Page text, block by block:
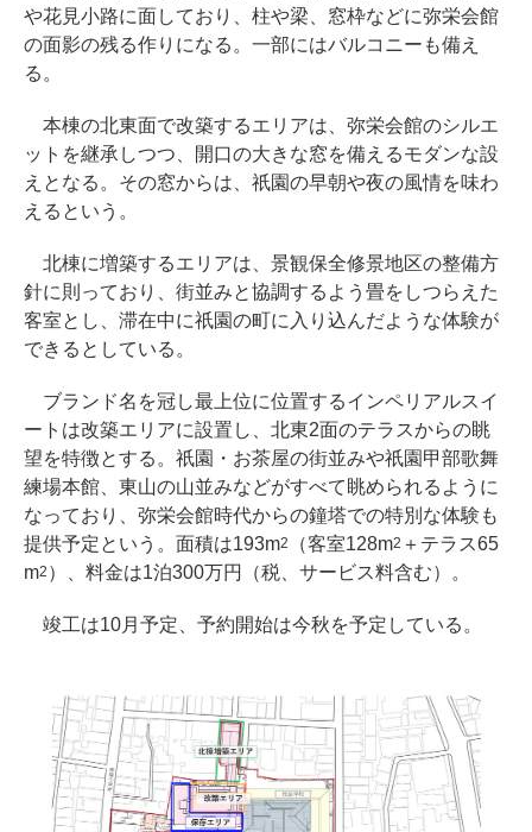
や花見小路に面しており、柱や梁、窓枠などに弥栄会館
の面影の残る作りになる。一部にはバルコニーも備え
る。
本棟の北東面で改築するエリアは、弥栄会館のシルエ
ットを継承しつつ、開口の大きな窓を備えるモダンな設
えとなる。その窓からは、祇園の早朝や夜の風情を味わ
えるという。
北棟に増築するエリアは、景観保全修景地区の整備方
針に則っており、街並みと協調するよう畳をしつらえた
客室とし、滞在中に祇園の町に入り込んだような体験が
できるとしている。
ブランド名を冠し最上位に位置するインペリアルスイ
ートは改築エリアに設置し、北東2面のテラスからの眺
望を特徴とする。祇園・お茶屋の街並みや祇園甲部歌舞
練場本館、東山の山並みなどがすべて眺められるように
なっており、弥栄会館時代からの鐘塔での特別な体験も
提供予定という。面積は193m2 （客室128m2 ＋テラス65
m2 ）、料金は1泊300万円（税、サービス料含む）。
竣工は10月予定、予約開始は今秋を予定している。